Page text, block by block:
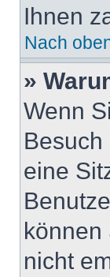
Ihnen
Nach
»
Wenn
eine
können
nicht